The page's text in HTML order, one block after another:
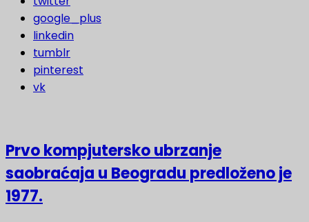
google_plus
linkedin
tumblr
pinterest
vk
Prvo kompjutersko ubrzanje
saobraćaja u Beogradu predloženo je
1977.